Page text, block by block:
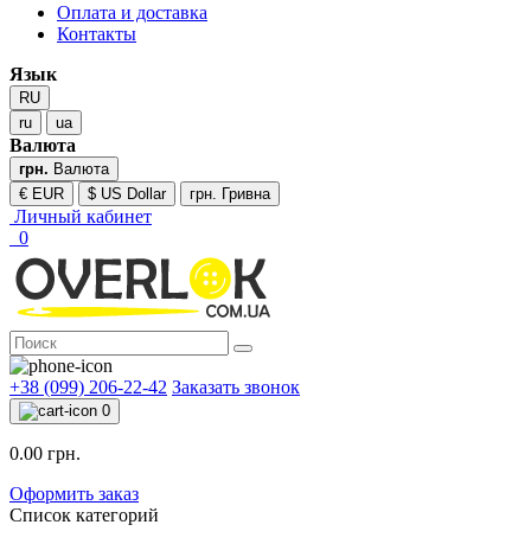
Оплата и доставка
Контакты
Язык
RU
ru
ua
Валюта
грн. Валюта
€ EUR
$ US Dollar грн. Гривна
Личный кабинет
0
+38 (099) 206-22-42 Заказать звонок
0
0.00 грн.
Оформить заказ
Список категорий